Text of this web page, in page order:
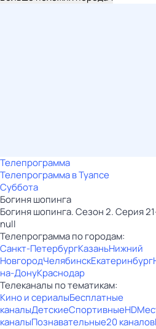
Телепрограмма
Телепрограмма в Туапсе
Суббота
Богиня шопинга
Богиня шопинга. Сезон 2. Серия
null
Телепрограмма по городам:
Санкт-ПетербургКазаньНижний
НовгородЧелябинскЕкатеринбург
на-ДонуКраснодар
Телеканалы по тематикам:
Кино и сериалыБесплатные
каналыДетскиеСпортивныеHD
каналыПознавательные20 каналов